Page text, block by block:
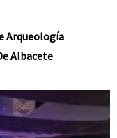
Arqueología
Albacete